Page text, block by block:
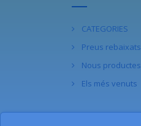
CATEGORIES
Preus rebaixats
Nous productes
Els més venuts